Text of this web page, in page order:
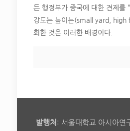
든 행정부가 중국에 대한 견제를
강도는 높이는(small yard, high
회한 것은 이러한 배경이다.
발행처 : 서울대학교 아시아연